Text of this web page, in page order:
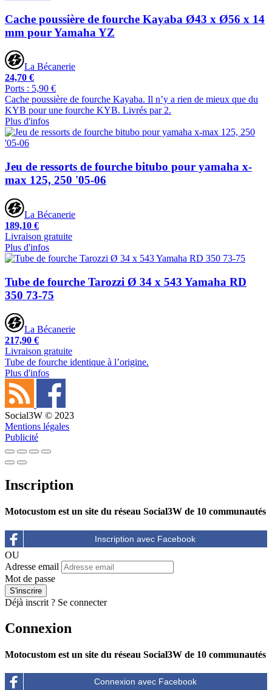
Cache poussière de fourche Kayaba Ø43 x Ø56 x 14
mm pour Yamaha YZ
La Bécanerie
24,70 €
Ports : 5,90 €
Cache poussière de fourche Kayaba. Il n’y a rien de mieux que du
KYB pour une fourche KYB. Livrés par 2.
Plus d'infos
Jeu de ressorts de fourche bitubo pour yamaha x-
max 125, 250 '05-06
La Bécanerie
189,10 €
Livraison gratuite
Plus d'infos
Tube de fourche Tarozzi Ø 34 x 543 Yamaha RD
350 73-75
La Bécanerie
217,90 €
Livraison gratuite
Tube de fourche identique à l’origine.
Plus d'infos
Social3W © 2023
Mentions légales
Publicité
Inscription
Motocustom est un site du réseau Social3W de 10 communautés
OU
Adresse email
Mot de passe
Déjà inscrit ? Se connecter
Connexion
Motocustom est un site du réseau Social3W de 10 communautés